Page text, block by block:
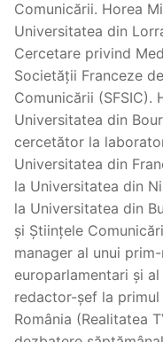
Comunicării. Horea
Universitatea din
Cercetare privind
Societății Franceze
Comunicării (SFSIC).
Universitatea din
cercetător la
Universitatea din
la Universitatea din
la Universitatea din
și Științele
manager al unui
europarlamentari și
redactor-șef la
România (Realitatea